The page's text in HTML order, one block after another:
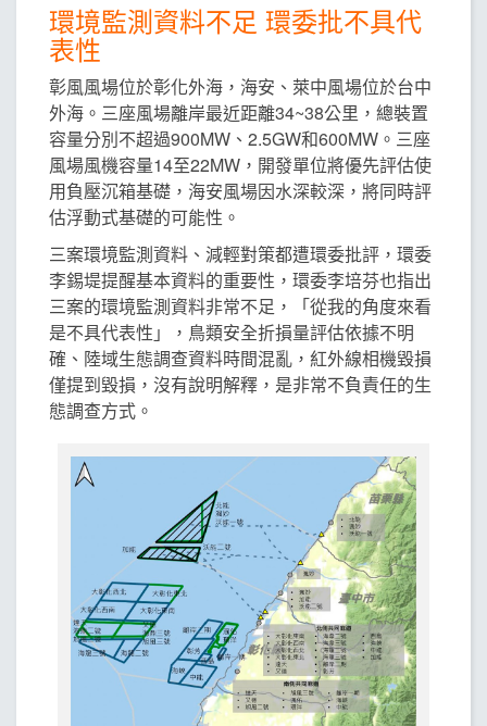
環境監測資料不足 環委批不具代
表性
彰風風場位於彰化外海，海安、萊中風場位於台中
外海。三座風場離岸最近距離34~38公里，總裝置
容量分別不超過900MW、2.5GW和600MW。三座
風場風機容量14至22MW，開發單位將優先評估使
用負壓沉箱基礎，海安風場因水深較深，將同時評
估浮動式基礎的可能性。
三案環境監測資料、減輕對策都遭環委批評，環委
李錫堤提醒基本資料的重要性，環委李培芬也指出
三案的環境監測資料非常不足，「從我的角度來看
是不具代表性」，鳥類安全折損量評估依據不明
確、陸域生態調查資料時間混亂，紅外線相機毀損
僅提到毀損，沒有說明解釋，是非常不負責任的生
態調查方式。